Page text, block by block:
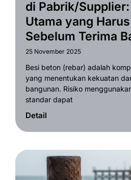
di Pabrik/
Utama yang
Sebelum Terima
25 November 2025
Besi beton (rebar) adalah
yang menentukan kekuatan
bangunan. Risiko
standar dapat
Detail